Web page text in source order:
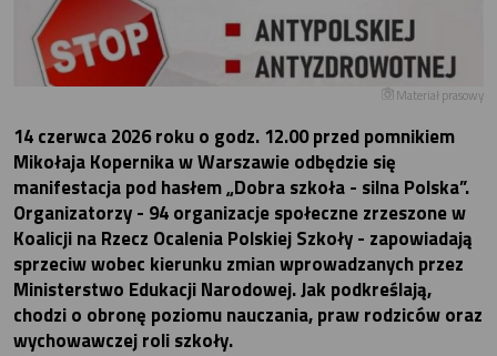
Materiał prasowy
14 czerwca 2026 roku o godz. 12.00 przed pomnikiem
Mikołaja Kopernika w Warszawie odbędzie się
manifestacja pod hasłem „Dobra szkoła - silna Polska”.
Organizatorzy - 94 organizacje społeczne zrzeszone w
Koalicji na Rzecz Ocalenia Polskiej Szkoły - zapowiadają
sprzeciw wobec kierunku zmian wprowadzanych przez
Ministerstwo Edukacji Narodowej. Jak podkreślają,
chodzi o obronę poziomu nauczania, praw rodziców oraz
wychowawczej roli szkoły.